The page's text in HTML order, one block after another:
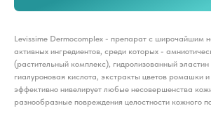
Levissime Dermocomplex - препарат с широчайшим
активных ингредиентов, среди которых -
(растительный комплекс), гидролизованный эластин
гиалуроновая кислота, экстракты цветов ромашки
эффективно нивелирует любые несовершенства
разнообразные повреждения целостности кожного